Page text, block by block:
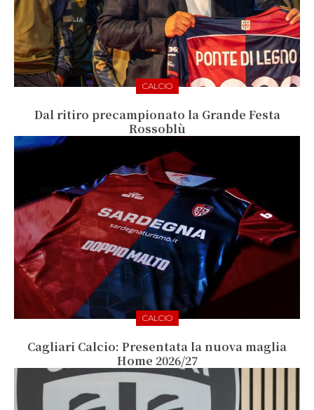
CALCIO
Dal ritiro precampionato la Grande Festa
Rossoblù
CALCIO
Cagliari Calcio: Presentata la nuova maglia
Home 2026/27